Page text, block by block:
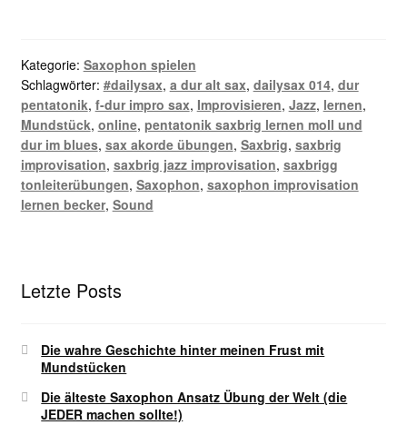
Kategorie: Saxophon spielen
Schlagwörter: #dailysax, a dur alt sax, dailysax 014, dur
pentatonik, f-dur impro sax, Improvisieren, Jazz, lernen,
Mundstück, online, pentatonik saxbrig lernen moll und
dur im blues, sax akorde übungen, Saxbrig, saxbrig
improvisation, saxbrig jazz improvisation, saxbrigg
tonleiterübungen, Saxophon, saxophon improvisation
lernen becker, Sound
Letzte Posts
Die wahre Geschichte hinter meinen Frust mit
Mundstücken
Die älteste Saxophon Ansatz Übung der Welt (die
JEDER machen sollte!)